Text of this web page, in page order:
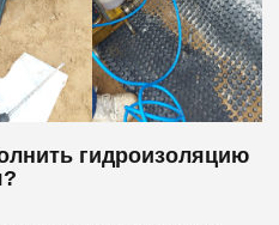
гидроизоляцию